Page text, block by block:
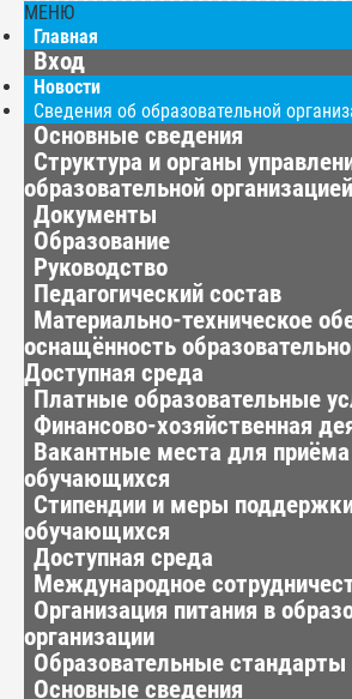
МЕНЮ
Главная
Вход
Новости
Сведения об образовательной
Основные сведения
Структура и органы
образовательной организацией
Документы
Образование
Руководство
Педагогический состав
Материально-техническое
оснащённость
Доступная среда
Платные образовательные
Финансово-хозяйственная
Вакантные места для
обучающихся
Стипендии и меры
обучающихся
Доступная среда
Международное
Организация питания в
организации
Образовательные стандарты
Основные сведения